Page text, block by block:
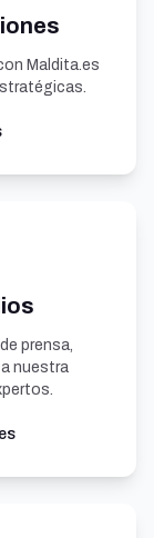
Maldita.es
prensa,
nuestra